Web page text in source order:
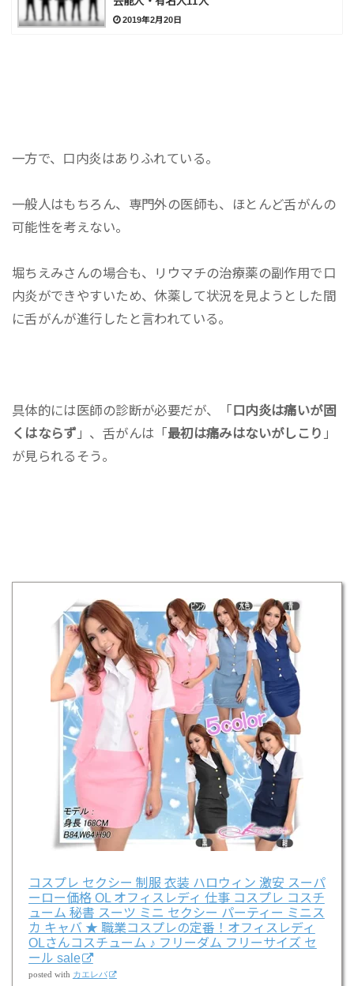
2019年2月20日
一方で、口内炎はありふれている。
一般人はもちろん、専門外の医師も、ほとんど舌がんの
可能性を考えない。
堀ちえみさんの場合も、リウマチの治療薬の副作用で口
内炎ができやすいため、休薬して状況を見ようとした間
に舌がんが進行したと言われている。
具体的には医師の診断が必要だが、「 口内炎は痛いが固
くはならず 」、舌がんは「 最初は痛みはないがしこり 」
が見られるそう。
コスプレ セクシー 制服 衣装 ハロウィン 激安 スーパ
ーロー価格 OL オフィスレディ 仕事 コスプレ コスチ
ューム 秘書 スーツ ミニ セクシー パーティー ミニス
カ キャバ ★ 職業コスプレの定番！オフィスレディ
OLさんコスチューム ♪ フリーダム フリーサイズ セ
ール sale
posted with カエレバ